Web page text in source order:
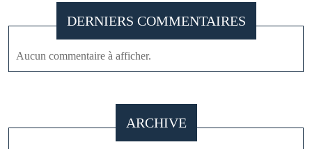
DERNIERS COMMENTAIRES
Aucun commentaire à afficher.
ARCHIVE